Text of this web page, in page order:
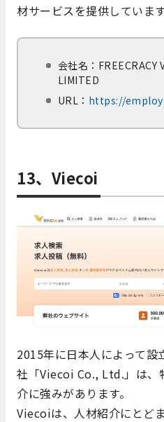
材サービスを提供しています
会社名： FREECRACY
LIMITED
URL： https://
13、Viecoi
2015年に日本人によって
社「Viecoi Co., Ltd.」は、
介に強みがあります。
Viecoiは、人材紹介にとど